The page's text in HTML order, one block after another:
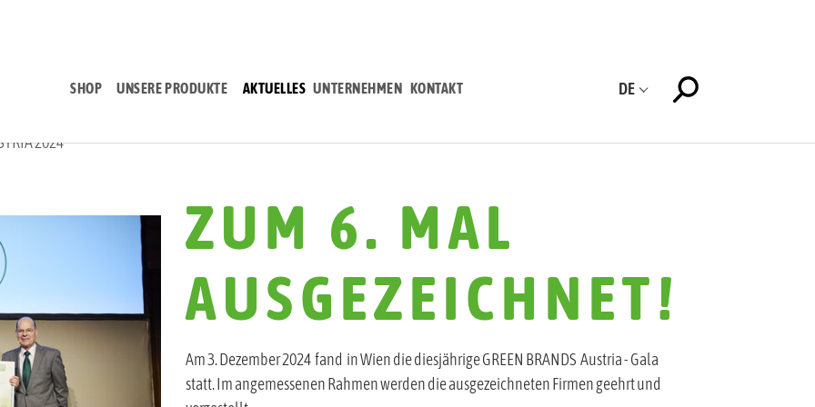
ZUM 6. MAL
AUSGEZEICHNET!
statt. Im angemessenen Rahmen werden die ausgezeichneten Firmen geehrt und
vorgestellt.